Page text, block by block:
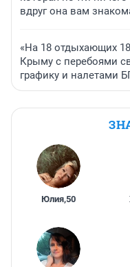
вдруг она вам
«На 18 отдыхающих
Крыму с перебоями
графику и налетами
Юлия,50